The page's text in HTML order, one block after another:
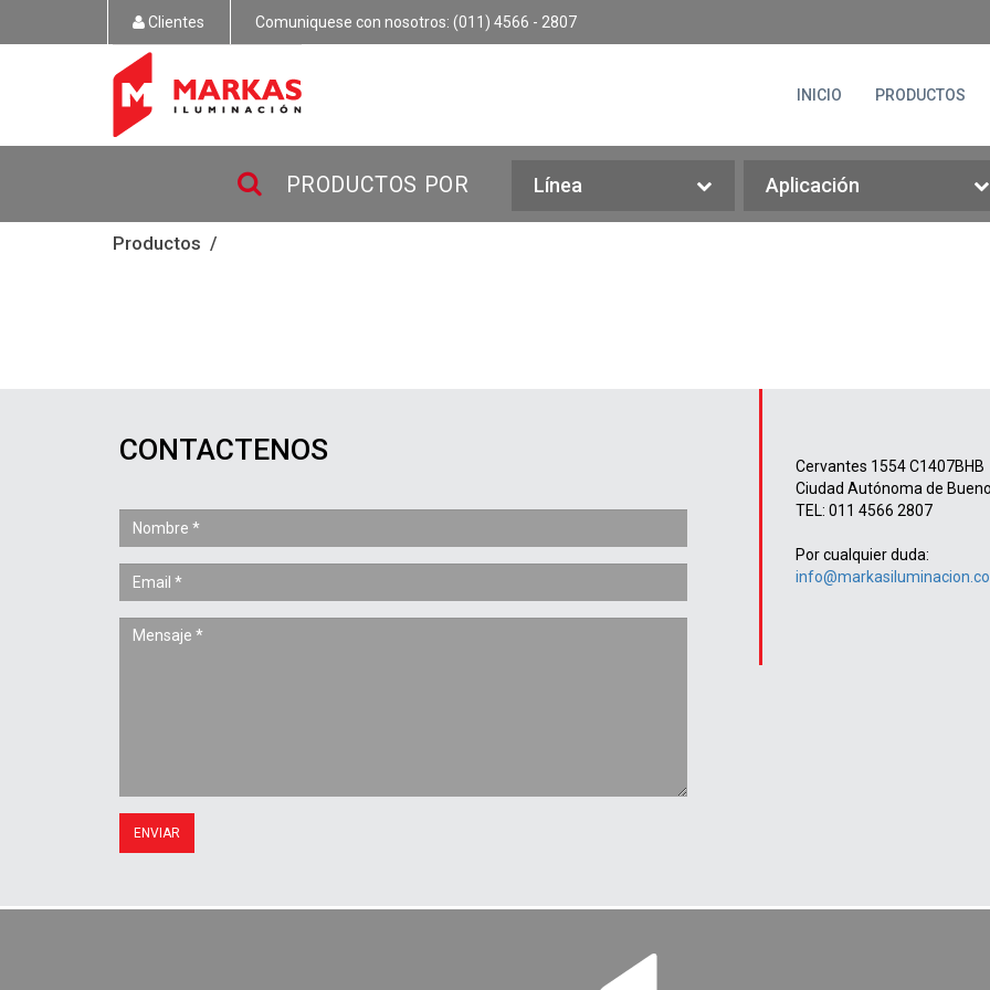
Clientes Comuniquese con nosotros: (011) 4566 - 2807
INICIO PRODUCTOS
PRODUCTOS POR Línea Aplicación
Productos
CONTACTENOS
Cervantes 1554 C1407BHB
Ciudad Autónoma de
TEL: 011 4566 2807
Por cualquier duda: